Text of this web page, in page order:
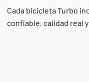
Cada bicicleta Turbo
confiable, calidad real